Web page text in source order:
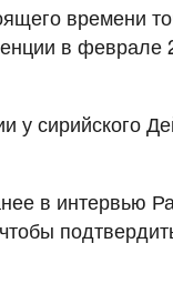
времени
в феврале
у сирийского
в интервью